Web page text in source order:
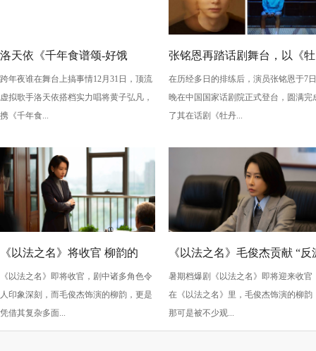
洛天依《千年食谱颂-好饿
版》：跨年夜最萌“食”光！
跨年夜谁在舞台上搞事情12月31日，顶流
虚拟歌手洛天依搭档实力唱将黄子弘凡，
携《千年食...
张铭恩再踏话剧舞台，以《牡
丹亭上三生路》续写古典深
情，全新演绎“柳梦梅”至情至
在历经多日的排练后，演员张铭恩于7日
晚在中国国家话剧院正式登台，圆满完
了其在话剧《牡丹...
《以法之名》将收官 柳韵的
“蠢” 让毛俊杰重回巅峰
《以法之名》即将收官，剧中诸多角色令
人印象深刻，而毛俊杰饰演的柳韵，更是
凭借其复杂多面...
《以法之名》毛俊杰贡献 “反
级” 演技？柳韵的 “蠢” 是表演
的胜利！
暑期档爆剧《以法之名》即将迎来收官
在《以法之名》里，毛俊杰饰演的柳韵
那可是被不少观...